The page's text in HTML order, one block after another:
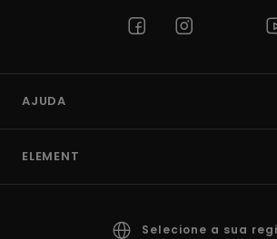
AJUDA
ELEMENT
Selecione a sua